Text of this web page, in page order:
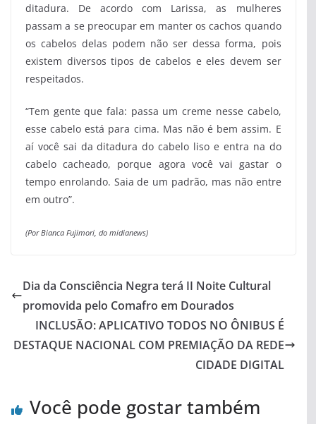
ditadura. De acordo com Larissa, as mulheres
passam a se preocupar em manter os cachos quando
os cabelos delas podem não ser dessa forma, pois
existem diversos tipos de cabelos e eles devem ser
respeitados.
“Tem gente que fala: passa um creme nesse cabelo,
esse cabelo está para cima. Mas não é bem assim. E
aí você sai da ditadura do cabelo liso e entra na do
cabelo cacheado, porque agora você vai gastar o
tempo enrolando. Saia de um padrão, mas não entre
em outro”.
(Por Bianca Fujimori, do midianews)
Dia da Consciência Negra terá II Noite Cultural
promovida pelo Comafro em Dourados
INCLUSÃO: APLICATIVO TODOS NO ÔNIBUS É
DESTAQUE NACIONAL COM PREMIAÇÃO DA REDE
CIDADE DIGITAL
Você pode gostar também